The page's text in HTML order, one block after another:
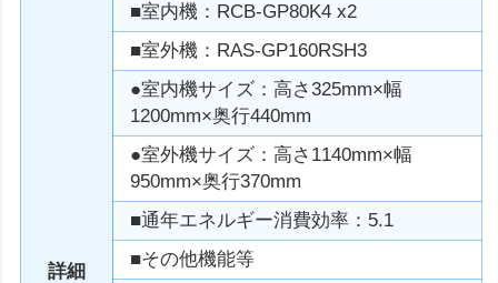
詳細
■室内機：RCB-GP80K4 x2
■室外機：RAS-GP160RSH3
●室内機サイズ：高さ325mm×幅
1200mm×奥行440mm
●室外機サイズ：高さ1140mm×幅
950mm×奥行370mm
■通年エネルギー消費効率：5.1
■その他機能等